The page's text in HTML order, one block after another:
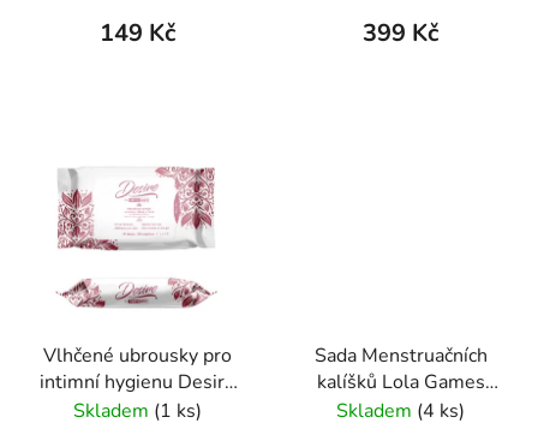
149 Kč 399 Kč
Vlhčené ubrousky pro
intimní hygienu Desire
Feminine Wipes 25pcs
Skladem (1 ks)
Sada Menstruačních
kalíšků Lola Games
fialová
Skladem (4 ks)